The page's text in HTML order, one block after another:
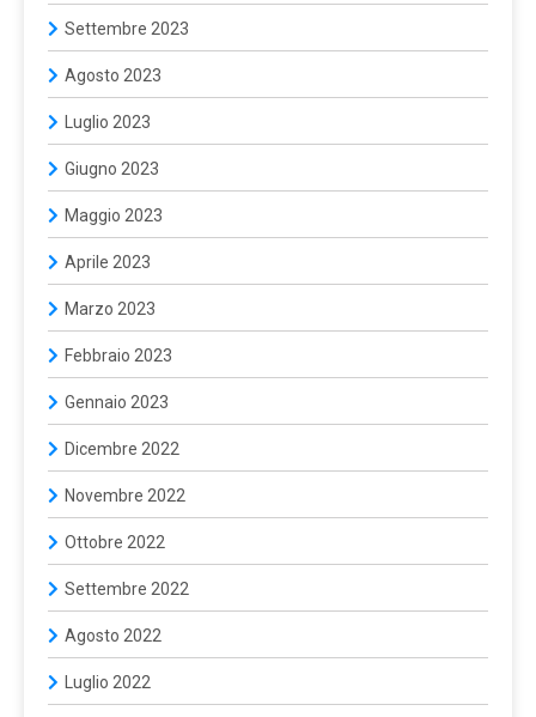
Settembre 2023
Agosto 2023
Luglio 2023
Giugno 2023
Maggio 2023
Aprile 2023
Marzo 2023
Febbraio 2023
Gennaio 2023
Dicembre 2022
Novembre 2022
Ottobre 2022
Settembre 2022
Agosto 2022
Luglio 2022